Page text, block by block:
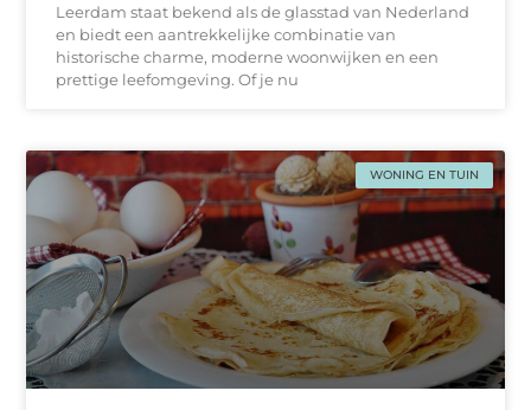
Leerdam staat bekend als de glasstad van Nederland
en biedt een aantrekkelijke combinatie van
historische charme, moderne woonwijken en een
prettige leefomgeving. Of je nu
WONING EN TUIN